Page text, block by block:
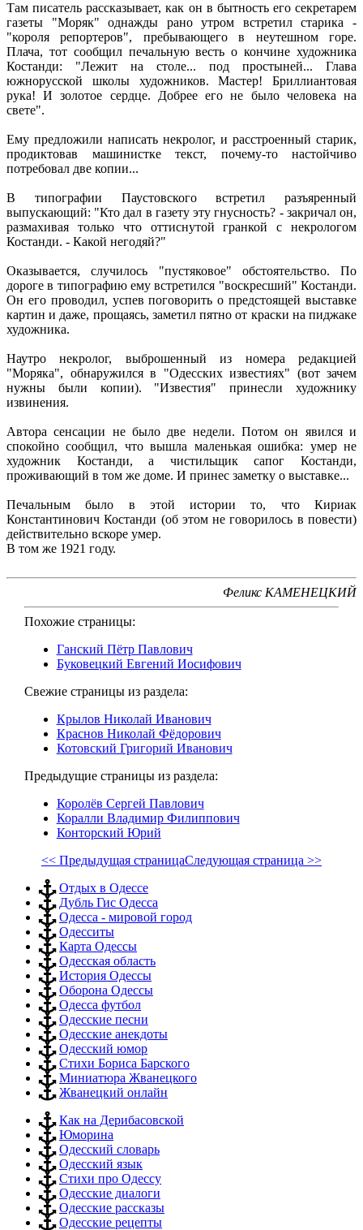
Там писатель рассказывает, как он в бытность его секретарем
газеты "Моряк" однажды рано утром встретил старика -
"короля репортеров", пребывающего в неутешном горе.
Плача, тот сообщил печальную весть о кончине художника
Костанди: "Лежит на столе... под простыней... Глава
южнорусской школы художников. Мастер! Бриллиантовая
рука! И золотое сердце. Добрее его не было человека на
свете".
Ему предложили написать некролог, и расстроенный старик,
продиктовав машинистке текст, почему-то настойчиво
потребовал две копии...
В типографии Паустовского встретил разъяренный
выпускающий: "Кто дал в газету эту гнусность? - закричал он,
размахивая только что оттиснутой гранкой с некрологом
Костанди. - Какой негодяй?"
Оказывается, случилось "пустяковое" обстоятельство. По
дороге в типографию ему встретился "воскресший" Костанди.
Он его проводил, успев поговорить о предстоящей выставке
картин и даже, прощаясь, заметил пятно от краски на пиджаке
художника.
Наутро некролог, выброшенный из номера редакцией
"Моряка", обнаружился в "Одесских известиях" (вот зачем
нужны были копии). "Известия" принесли художнику
извинения.
Автора сенсации не было две недели. Потом он явился и
спокойно сообщил, что вышла маленькая ошибка: умер не
художник Костанди, а чистильщик сапог Костанди,
проживающий в том же доме. И принес заметку о выставке...
Печальным было в этой истории то, что Кириак
Константинович Костанди (об этом не говорилось в повести)
действительно вскоре умер.
В том же 1921 году.
Феликс КАМЕНЕЦКИЙ
Похожие страницы:
Ганский Пётр Павлович
Буковецкий Евгений Иосифович
Свежие страницы из раздела:
Крылов Николай Иванович
Краснов Николай Фёдорович
Котовский Григорий Иванович
Предыдущие страницы из раздела:
Королёв Сергей Павлович
Коралли Владимир Филиппович
Конторский Юрий
<< Предыдущая страницаСледующая страница >>
Отдых в Одессе
Дубль Гис Одесса
Одесса - мировой город
Одесситы
Карта Одессы
Одесская область
История Одессы
Оборона Одессы
Одесса футбол
Одесские песни
Одесские анекдоты
Одесский юмор
Стихи Бориса Барского
Миниатюра Жванецкого
Жванецкий онлайн
Как на Дерибасовской
Юморина
Одесский словарь
Одесский язык
Стихи про Одессу
Одесские диалоги
Одесские рассказы
Одесские рецепты